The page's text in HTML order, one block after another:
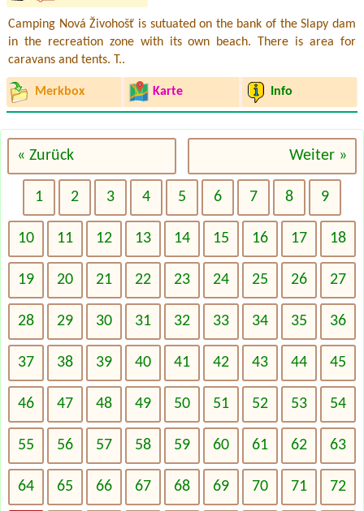
Camping Nová Živohošť is sutuated on the bank of the Slapy dam
in the recreation zone with its own beach. There is area for
caravans and tents. T..
Merkbox Karte Info
« Zurück Weiter »
1 2 3 4 5 6 7 8 9
10 11 12 13 14 15 16 17 18
19 20 21 22 23 24 25 26 27
28 29 30 31 32 33 34 35 36
37 38 39 40 41 42 43 44 45
46 47 48 49 50 51 52 53 54
55 56 57 58 59 60 61 62 63
64 65 66 67 68 69 70 71 72